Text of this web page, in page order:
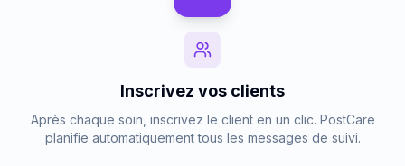
Inscrivez vos clients
Après chaque soin, inscrivez le client en un clic. PostCare
planifie automatiquement tous les messages de suivi.